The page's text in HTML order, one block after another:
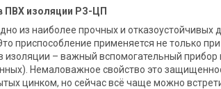
ПВХ изоляции РЗ-ЦП
из наиболее прочных и
приспособление применяется не только
– важный вспомогательный
Немаловажное свойство это
цинком, но сейчас всё чаще можно